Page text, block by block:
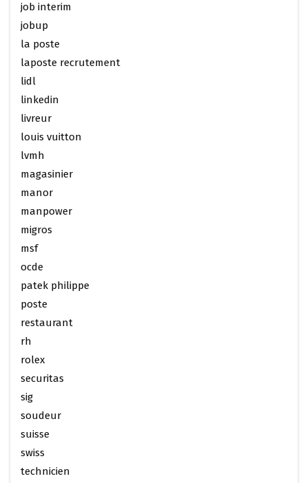
job interim
jobup
la poste
laposte recrutement
lidl
linkedin
livreur
louis vuitton
lvmh
magasinier
manor
manpower
migros
msf
ocde
patek philippe
poste
restaurant
rh
rolex
securitas
sig
soudeur
suisse
swiss
technicien